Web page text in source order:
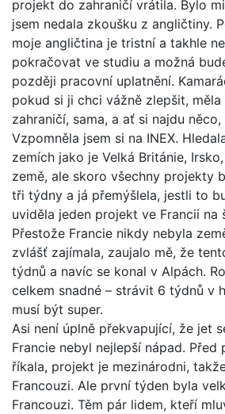
projekt do zahraničí vrátila. Bylo
jsem nedala zkoušku z angličtiny.
moje angličtina je tristní a takhle
pokračovat ve studiu a možná
později pracovní uplatnění.
pokud si ji chci vážně zlepšit,
zahraničí, sama, a ať si najdu
Vzpomněla jsem si na INEX.
zemích jako je Velká Británie,
země, ale skoro všechny projekty
tři týdny a já přemýšlela, jestli to
uviděla jeden projekt ve Francii na
Přestože Francie nikdy nebyla
zvlášť zajímala, zaujalo mě, že
týdnů a navíc se konal v Alpách.
celkem snadné – strávit 6 týdnů v
musí být super.
Asi není úplně překvapující, že jet
Francie nebyl nejlepší nápad. Před
říkala, projekt je mezinárodni,
Francouzi. Ale první týden byla
Francouzi. Těm pár lidem, kteří